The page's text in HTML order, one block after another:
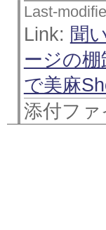
Last-
Link: 聞
ージの棚
で美麻
添付ファ